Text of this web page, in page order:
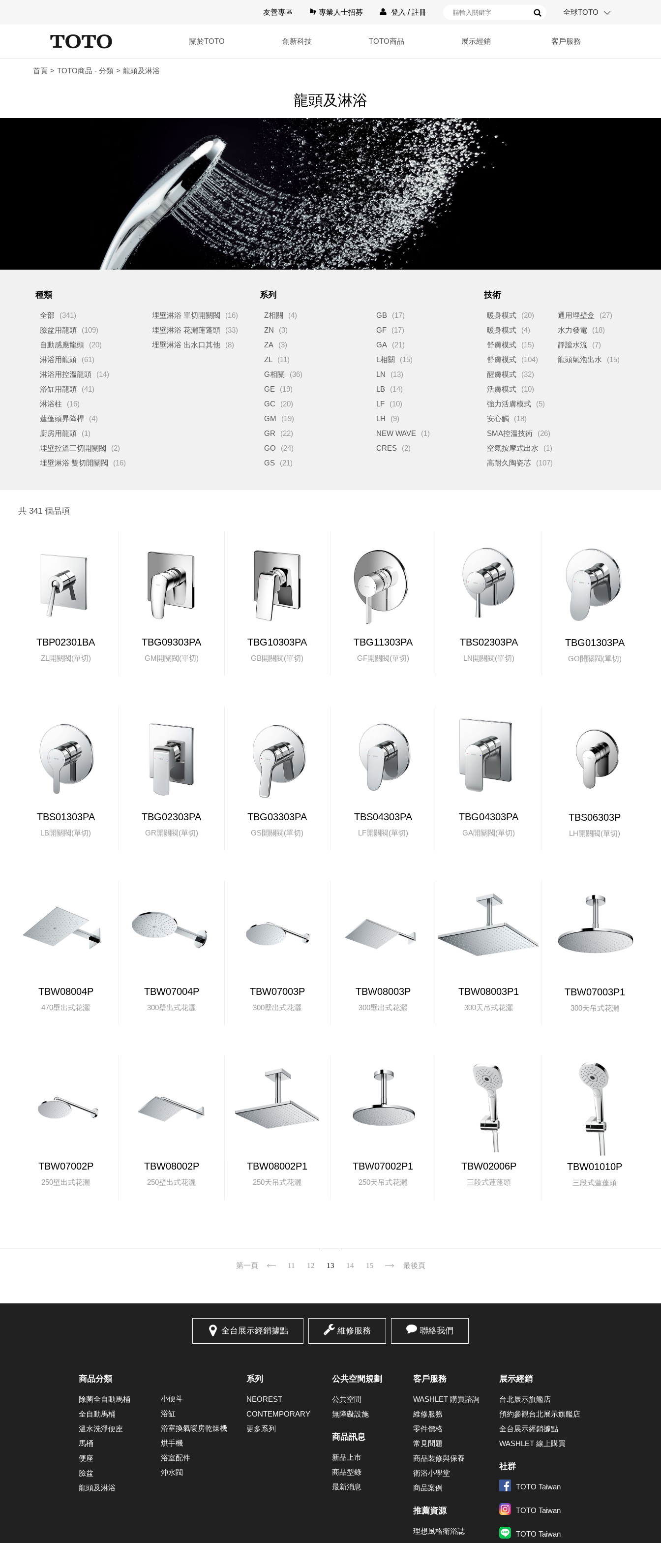
友善專區 專業人士招募 登入 /註冊 全球TOTO
關於TOTO 創新科技 TOTO商品 展示經銷 客戶服務
首頁 TOTO商品 - 分類 龍頭及淋浴
龍頭及淋浴
種類
全部
(341)
臉盆用龍頭
(109)
自動感應龍頭
(20)
淋浴用龍頭
(61)
淋浴用控溫龍頭
(14)
浴缸用龍頭
(41)
淋浴柱
(16)
蓮蓬頭昇降桿
(4)
廚房用龍頭
(1)
埋壁控溫三切開關閥
(2)
埋壁淋浴 雙切開關閥
(16)
埋壁淋浴 單切開關閥
(16)
埋壁淋浴 花灑蓮蓬頭
(33)
埋壁淋浴 出水口其他
(8)
系列
Z相關
(4)
ZN
(3)
ZA
(3)
ZL
(11)
G相關
(36)
GE
(19)
GC
(20)
GM
(19)
GR
(22)
GO
(24)
GS
(21)
GB
(17)
GF
(17)
GA
(21)
L相關
(15)
LN
(13)
LB
(14)
LF
(10)
LH
(9)
NEW WAVE
(1)
CRES
(2)
技術
暖身模式
(20)
暖身模式
(4)
舒膚模式
(15)
舒膚模式
(104)
醒膚模式
(32)
活膚模式
(10)
強力活膚模式
(5)
安心觸
(18)
SMA控溫技術
(26)
空氣按摩式出水
(1)
高耐久陶瓷芯
(107)
通用埋壁盒
(27)
水力發電
(18)
靜謐水流
(7)
龍頭氣泡出水
(15)
共 341 個品項
TBP02301BA
ZL開關閥(單切)
TBG09303PA
GM開關閥(單切)
TBG10303PA
GB開關閥(單切)
TBG11303PA
GF開關閥(單切)
TBS02303PA
LN開關閥(單切)
TBG01303PA
GO開關閥(單切)
TBS01303PA
LB開關閥(單切)
TBG02303PA
GR開關閥(單切)
TBG03303PA
GS開關閥(單切)
TBS04303PA
LF開關閥(單切)
TBG04303PA
GA開關閥(單切)
TBS06303P
LH開關閥(單切)
TBW08004P
470壁出式花灑
TBW07004P
300壁出式花灑
TBW07003P
300壁出式花灑
TBW08003P
300壁出式花灑
TBW08003P1
300天吊式花灑
TBW07003P1
300天吊式花灑
TBW07002P
250壁出式花灑
TBW08002P
250壁出式花灑
TBW08002P1
250天吊式花灑
TBW07002P1
250天吊式花灑
TBW02006P
三段式蓮蓬頭
TBW01010P
三段式蓮蓬頭
第一頁 11 12 13 14 15 最後頁
全台展示經銷據點 維修服務 聯絡我們
商品分類
除菌全自動馬桶
全自動馬桶
溫水洗淨便座
馬桶
便座
臉盆
龍頭及淋浴
小便斗
浴缸
浴室換氣暖房乾燥機
烘手機
浴室配件
沖水閥
系列
NEOREST
CONTEMPORARY
更多系列
公共空間規劃
公共空間
無障礙設施
商品訊息
新品上市
商品型錄
最新消息
客戶服務
WASHLET 購買諮詢
維修服務
零件價格
常見問題
商品裝修與保養
衛浴小學堂
商品案例
推薦資源
理想風格衛浴誌
展示經銷
台北展示旗艦店
預約參觀台北展示旗艦店
全台展示經銷據點
WASHLET 線上購買
社群
TOTO Taiwan
TOTO Taiwan
TOTO Taiwan